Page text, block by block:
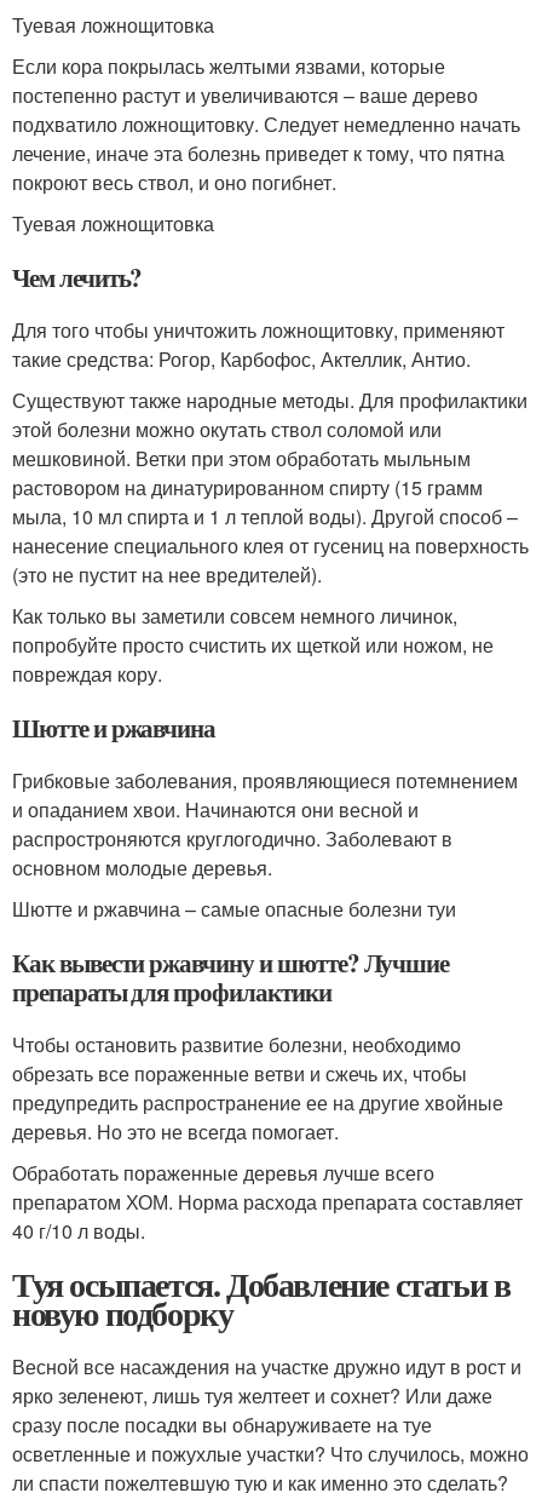
Туевая ложнощитовка
Если кора покрылась желтыми язвами, которые
постепенно растут и увеличиваются – ваше дерево
подхватило ложнощитовку. Следует немедленно начать
лечение, иначе эта болезнь приведет к тому, что пятна
покроют весь ствол, и оно погибнет.
Туевая ложнощитовка
Чем лечить?
Для того чтобы уничтожить ложнощитовку, применяют
такие средства: Рогор, Карбофос, Актеллик, Антио.
Существуют также народные методы. Для профилактики
этой болезни можно окутать ствол соломой или
мешковиной. Ветки при этом обработать мыльным
растовором на динатурированном спирту (15 грамм
мыла, 10 мл спирта и 1 л теплой воды). Другой способ –
нанесение специального клея от гусениц на поверхность
(это не пустит на нее вредителей).
Как только вы заметили совсем немного личинок,
попробуйте просто счистить их щеткой или ножом, не
повреждая кору.
Шютте и ржавчина
Грибковые заболевания, проявляющиеся потемнением
и опаданием хвои. Начинаются они весной и
распростроняются круглогодично. Заболевают в
основном молодые деревья.
Шютте и ржавчина – самые опасные болезни туи
Как вывести ржавчину и шютте? Лучшие
препараты для профилактики
Чтобы остановить развитие болезни, необходимо
обрезать все пораженные ветви и сжечь их, чтобы
предупредить распространение ее на другие хвойные
деревья. Но это не всегда помогает.
Обработать пораженные деревья лучше всего
препаратом ХОМ. Норма расхода препарата составляет
40 г/10 л воды.
Туя осыпается. Добавление статьи в
новую подборку
Весной все насаждения на участке дружно идут в рост и
ярко зеленеют, лишь туя желтеет и сохнет? Или даже
сразу после посадки вы обнаруживаете на туе
осветленные и пожухлые участки? Что случилось, можно
ли спасти пожелтевшую тую и как именно это сделать?